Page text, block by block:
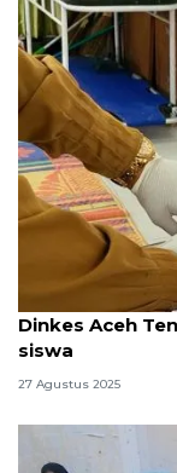
Dinkes Aceh
siswa
27 Agustus 2025